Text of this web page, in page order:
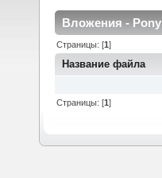
Вложения - Pony
Страницы: [1]
Название файла
Страницы: [1]